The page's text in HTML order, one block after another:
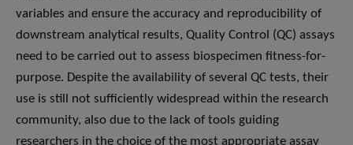
variables and ensure the accuracy and reproducibility of
downstream analytical results, Quality Control (QC) assays
need to be carried out to assess biospecimen fitness-for-
purpose. Despite the availability of several QC tests, their
use is still not sufficiently widespread within the research
community, also due to the lack of tools guiding
researchers in the choice of the most appropriate assay